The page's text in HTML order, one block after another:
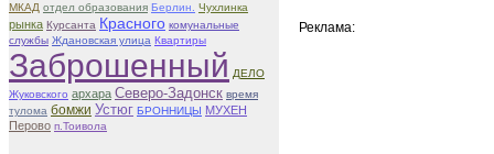
МКАД отдел образования Берлин. Чухлинка
рынка Курсанта Красного комунальные
службы Ждановская улица Квартиры
Заброшенный ДЕЛО
Жуковского архара Северо-Задонск время
тулома бомжи Устюг БРОННИЦЫ МУХЕН
Перово п.Тоивола
Реклама: